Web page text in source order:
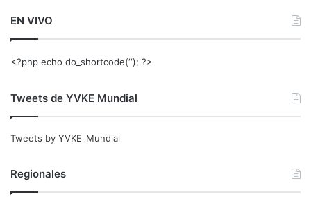
EN VIVO
<?php echo do_shortcode(‘‘); ?>
Tweets de YVKE Mundial
Tweets by YVKE_Mundial
Regionales